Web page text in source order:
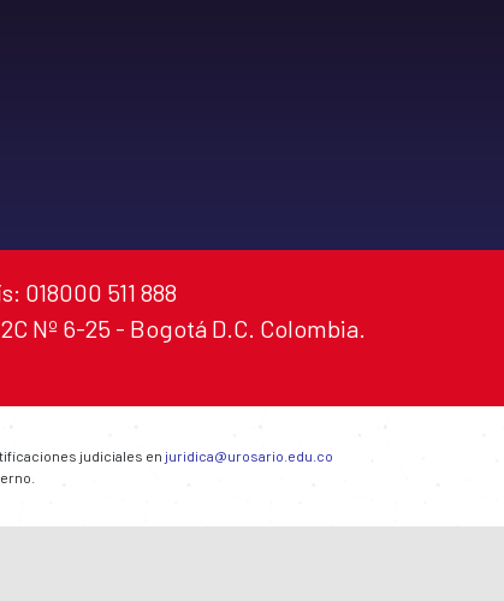
018000 511 888
Nº 6-25 - Bogotá D.C. Colombia.
judiciales en juridica@urosario.edu.co